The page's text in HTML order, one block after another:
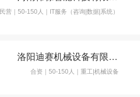
民营｜50-150人｜IT服务（咨询|数据|系统）
洛阳迪赛机械设备有限公司
合资｜50-150人｜重工|机械设备